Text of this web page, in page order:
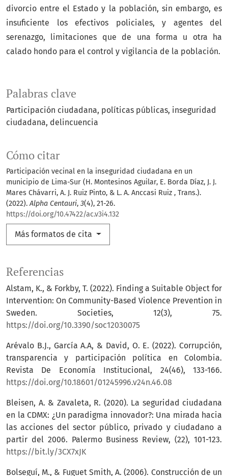
Palabras clave
Participación ciudadana políticas públicas inseguridad
ciudadana delincuencia
Cómo citar
Participación vecinal en la inseguridad ciudadana en un
municipio de Lima-Sur (H. Montesinos Aguilar, E. Borda Díaz, J. J.
Mares Chávarri, A. J. Ruiz Pinto, & L. A. Anccasi Ruiz , Trans.).
(2022).Alpha Centauri, 3(4), 21-26.
https://doi.org/10.47422/ac.v3i4.132
Más formatos de cita
divorcio entre el Estado y la población, sin embargo, es
insuficiente los efectivos policiales, y agentes del
serenazgo, limitaciones que de una forma u otra ha
calado hondo para el control y vigilancia de la población.
Referencias
Alstam, K., & Forkby, T. (2022). Finding a Suitable Object for
Intervention: On Community-Based Violence Prevention in
Sweden. Societies, 12(3), 75.
https://doi.org/10.3390/soc12030075
Arévalo B.J., García A.A, & David, O. E. (2022). Corrupción,
transparencia y participación política en Colombia.
Revista De Economía Institucional, 24(46), 133-166.
https://doi.org/10.18601/01245996.v24n.46.08
Bleisen, A. & Zavaleta, R. (2020). La seguridad ciudadana
en la CDMX: ¿Un paradigma innovador?: Una mirada hacia
las acciones del sector público, privado y ciudadano a
partir del 2006. Palermo Business Review, (22), 101-123.
https://bit.ly/3CX7xJK
Bolseguí, M., & Fuguet Smith, A. (2006). Construcción de un